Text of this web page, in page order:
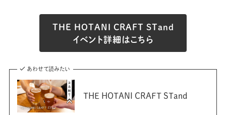
THE HOTANI CRAFT STand
イベント詳細はこちら
あわせて読みたい
THE HOTANI CRAFT STand